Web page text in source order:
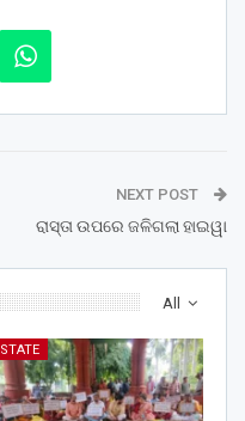
NEXT POST
ରାସ୍ତା ଉପରେ ଜଳିଗଲା ହାଇୱା
All
STATE